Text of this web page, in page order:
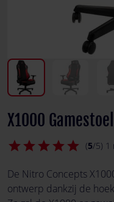
X1000
star
star
star
star
star (5/5) 1
De Nitro Concepts
ontwerp dankzij de